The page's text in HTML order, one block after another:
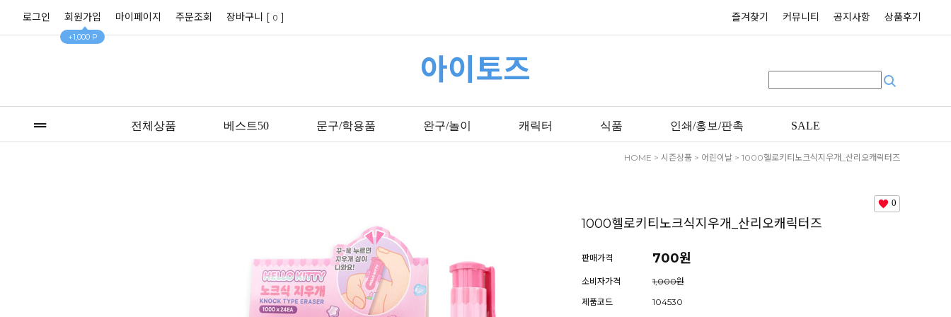
로그인 회원가입
+1,000 P
마이페이지 주문조회 장바구니 [ 0 ] 즐겨찾기 커뮤니티 공지사항 상품후기
아이토즈
전체상품 베스트50 문구/학용품 완구/놀이 캐릭터 식품 인쇄/홍보/판촉 SALE
HOME > 시즌상품 > 어린이날 > 1000헬로키티노크식지우개_산리오캐릭터즈
0
1000헬로키티노크식지우개_산리오캐릭터즈
판매가격 700원
소비자가격
1,000원
제품코드
104530